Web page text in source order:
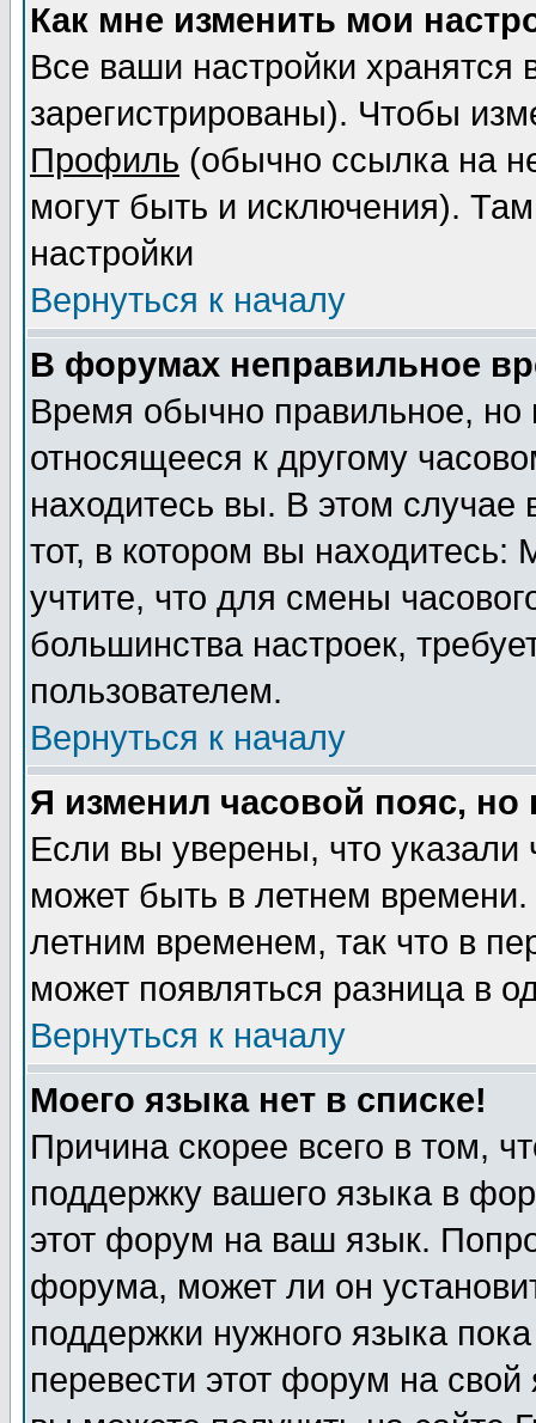
Как мне изменить мои
Все ваши настройки
зарегистрированы). Чтобы
Профиль (обычно ссылка на
могут быть и исключения).
настройки
Вернуться к началу
В форумах неправильное
Время обычно правильное,
относящееся к другому
находитесь вы. В этом
тот, в котором вы
учтите, что для смены
большинства настроек,
пользователем.
Вернуться к началу
Я изменил часовой пояс,
Если вы уверены, что указали
может быть в летнем
летним временем, так что в
может появляться разница в
Вернуться к началу
Моего языка нет в списке!
Причина скорее всего в том,
поддержку вашего языка в
этот форум на ваш язык.
форума, может ли он
поддержки нужного языка
перевести этот форум на